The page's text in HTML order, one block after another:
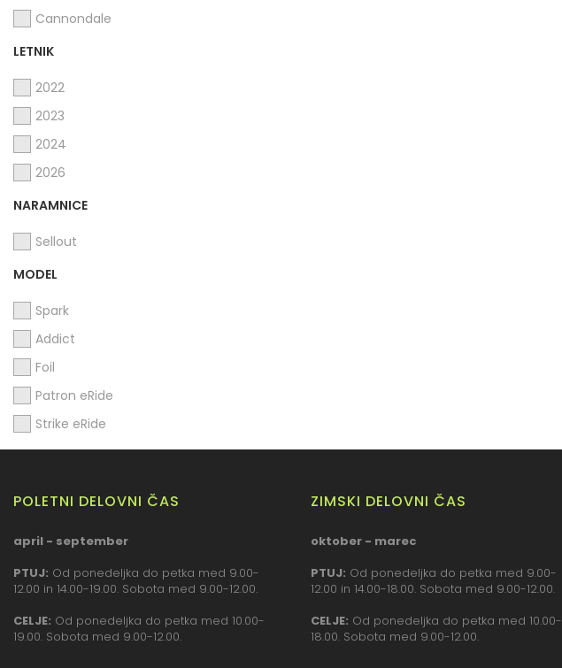
Cannondale
LETNIK
2022
2023
2024
2026
NARAMNICE
Sellout
MODEL
Spark
Addict
Foil
Patron eRide
Strike eRide
POLETNI DELOVNI ČAS
april - september
PTUJ: Od ponedeljka do petka med 9.00-
12.00 in 14.00-19.00. Sobota med 9.00-12.00.
CELJE: Od ponedeljka do petka med 10.00-
19.00. Sobota med 9.00-12.00.
ZIMSKI DELOVNI ČAS
oktober - marec
PTUJ: Od ponedeljka do petka med 9.00-
12.00 in 14.00-18.00. Sobota med 9.00-12.00.
CELJE: Od ponedeljka do petka med 10.00-
18.00. Sobota med 9.00-12.00.